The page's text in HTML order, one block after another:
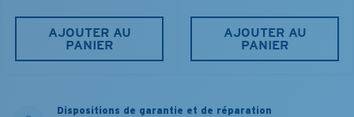
AJOUTER AU
PANIER
AJOUTER AU
PANIER
Dispositions de garantie et de réparation